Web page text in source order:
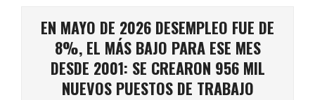
EN MAYO DE 2026 DESEMPLEO FUE DE
8%, EL MÁS BAJO PARA ESE MES
DESDE 2001: SE CREARON 956 MIL
NUEVOS PUESTOS DE TRABAJO